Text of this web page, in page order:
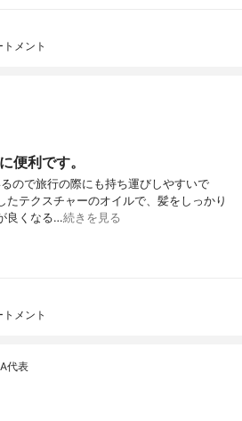
メント
便利です。
ので旅行の際にも持ち運びしやすいで
たテクスチャーのオイルで、髪をしっかり
良くなる…続きを見る
メント
代表